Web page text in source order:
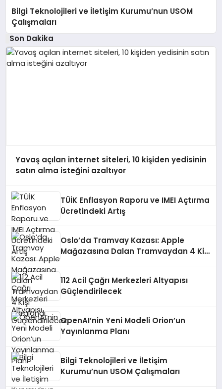
Bilgi Teknolojileri ve İletişim Kurumu’nun USOM
Çalışmaları
Son Dakika
Yavaş açılan internet siteleri, 10 kişiden yedisinin
satın alma isteğini azaltıyor
TÜİK Enflasyon Raporu ve IMEI Açtırma
Ücretindeki Artış
Oslo’da Tramvay Kazası: Apple
Mağazasına Dalan Tramvaydan 4 Kişi
112 Acil Çağrı Merkezleri Altyapısı
Güçlendirilecek
OpenAI’nin Yeni Modeli Orion’un
Yayınlanma Planı
Bilgi Teknolojileri ve İletişim
Kurumu’nun USOM Çalışmaları